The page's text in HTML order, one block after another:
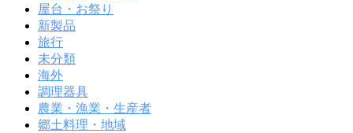
屋台・お祭り
新製品
旅行
未分類
海外
調理器具
農業・漁業・生産者
郷土料理・地域